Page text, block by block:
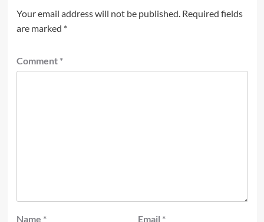
Your email address will not be published. Required fields
are marked *
Comment *
Name * Email *